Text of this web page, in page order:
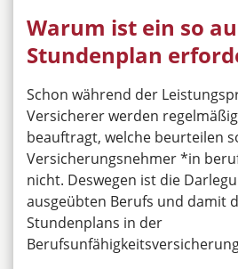
Warum ist ein so
Stundenplan
Schon während der
Versicherer werden
beauftragt, welche beurteilen
Versicherungsnehmer *in
nicht. Deswegen ist die
ausgeübten Berufs und damit
Stundenplans in der